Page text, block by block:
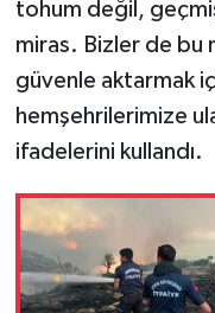
tohum değil,
miras. Bizler de bu
güvenle aktarmak
hemşehrilerimize
ifadelerini kullandı.
DENİZLİ
İZMİR
KÜTAHYA
MANİSA
MUĞLA